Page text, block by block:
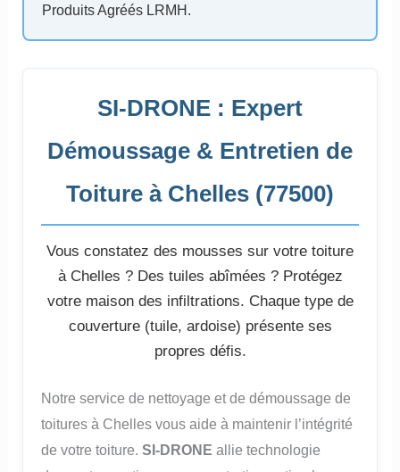
Produits Agréés LRMH.
SI-DRONE : Expert
Démoussage & Entretien de
Toiture à Chelles (77500)
Vous constatez des mousses sur votre toiture
à Chelles ? Des tuiles abîmées ? Protégez
votre maison des infiltrations. Chaque type de
couverture (tuile, ardoise) présente ses
propres défis.
Notre service de nettoyage et de démoussage de
toitures à Chelles vous aide à maintenir l’intégrité
de votre toiture. SI-DRONE allie technologie